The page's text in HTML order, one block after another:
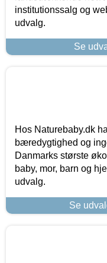
institutionssalg og
udvalg.
Se
Hos Naturebaby.dk
bæredygtighed og
Danmarks største
baby, mor, barn og
udvalg.
Se